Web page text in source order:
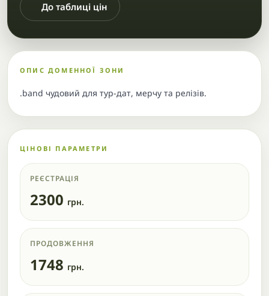
До таблиці цін
ОПИС ДОМЕННОЇ ЗОНИ
.band чудовий для тур-дат, мерчу та релізів.
ЦІНОВІ ПАРАМЕТРИ
РЕЄСТРАЦІЯ
2300 грн.
ПРОДОВЖЕННЯ
1748 грн.